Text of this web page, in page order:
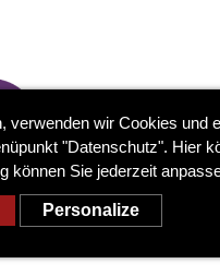
verwenden wir Cookies und
"Datenschutz". Hier
können Sie jederzeit
Personalize